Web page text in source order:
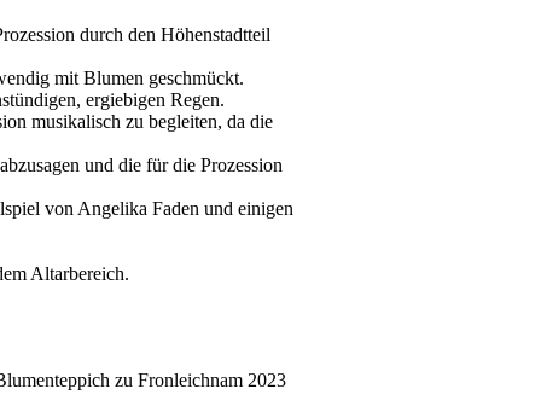
durch den Höhenstadtteil
mit Blumen geschmückt.
ergiebigen Regen.
musikalisch zu begleiten, da die
und die für die Prozession
von Angelika Faden und einigen
Altarbereich.
zu Fronleichnam 2023